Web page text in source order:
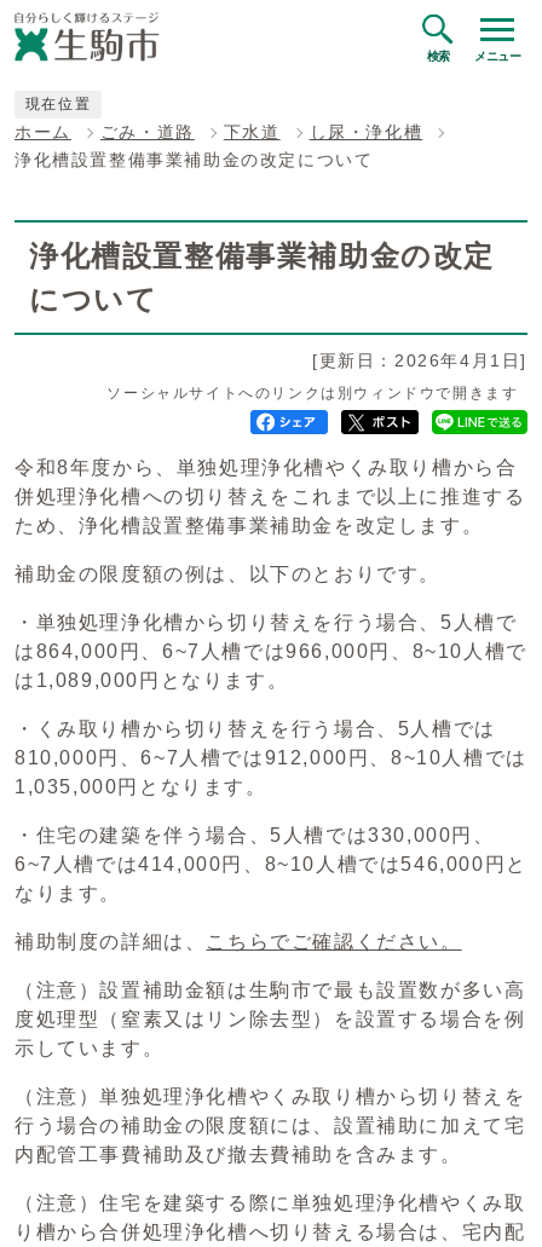
検索 メニュー
現在位置
ホーム ごみ・道路 下水道
し尿・浄化槽
浄化槽設置整備事業補助金の改定について
浄化槽設置整備事業補助金の改定
について
[更新日：2026年4月1日]
ソーシャルサイトへのリンクは別ウィンドウで開きます
令和8年度から、単独処理浄化槽やくみ取り槽から合
併処理浄化槽への切り替えをこれまで以上に推進する
ため、浄化槽設置整備事業補助金を改定します。
補助金の限度額の例は、以下のとおりです。
・単独処理浄化槽から切り替えを行う場合、5人槽で
は864,000円、6~7人槽では966,000円、8~10人槽で
は1,089,000円となります。
・くみ取り槽から切り替えを行う場合、5人槽では
810,000円、6~7人槽では912,000円、8~10人槽では
1,035,000円となります。
・住宅の建築を伴う場合、5人槽では330,000円、
6~7人槽では414,000円、8~10人槽では546,000円と
なります。
補助制度の詳細は、 こちらでご確認ください。
（注意）設置補助金額は生駒市で最も設置数が多い高
度処理型（窒素又はリン除去型）を設置する場合を例
示しています。
（注意）単独処理浄化槽やくみ取り槽から切り替えを
行う場合の補助金の限度額には、設置補助に加えて宅
内配管工事費補助及び撤去費補助を含みます。
（注意）住宅を建築する際に単独処理浄化槽やくみ取
り槽から合併処理浄化槽へ切り替える場合は、宅内配